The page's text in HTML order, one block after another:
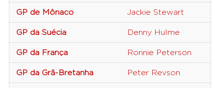
GP de Mônaco Jackie Stewart
GP da Suécia Denny Hulme
GP da França Ronnie Peterson
GP da Grã-Bretanha Peter Revson